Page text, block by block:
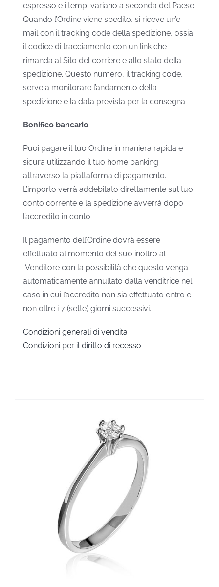
espresso e i tempi variano a seconda del Paese.
Quando l’Ordine viene spedito, si riceve un’e-
mail con il tracking code della spedizione, ossia
il codice di tracciamento con un link che
rimanda al Sito del corriere e allo stato della
spedizione. Questo numero, il tracking code,
serve a monitorare l’andamento della
spedizione e la data prevista per la consegna.
Bonifico bancario
Puoi pagare il tuo Ordine in maniera rapida e
sicura utilizzando il tuo home banking
attraverso la piattaforma di pagamento.
L’importo verrà addebitato direttamente sul tuo
conto corrente e la spedizione avverrà dopo
l’accredito in conto.
Il pagamento dell’Ordine dovrà essere
effettuato al momento del suo inoltro al
Venditore con la possibilità che questo venga
automaticamente annullato dalla venditrice nel
caso in cui l’accredito non sia effettuato entro e
non oltre i 7 (sette) giorni successivi.
Condizioni generali di vendita
Condizioni per il diritto di recesso